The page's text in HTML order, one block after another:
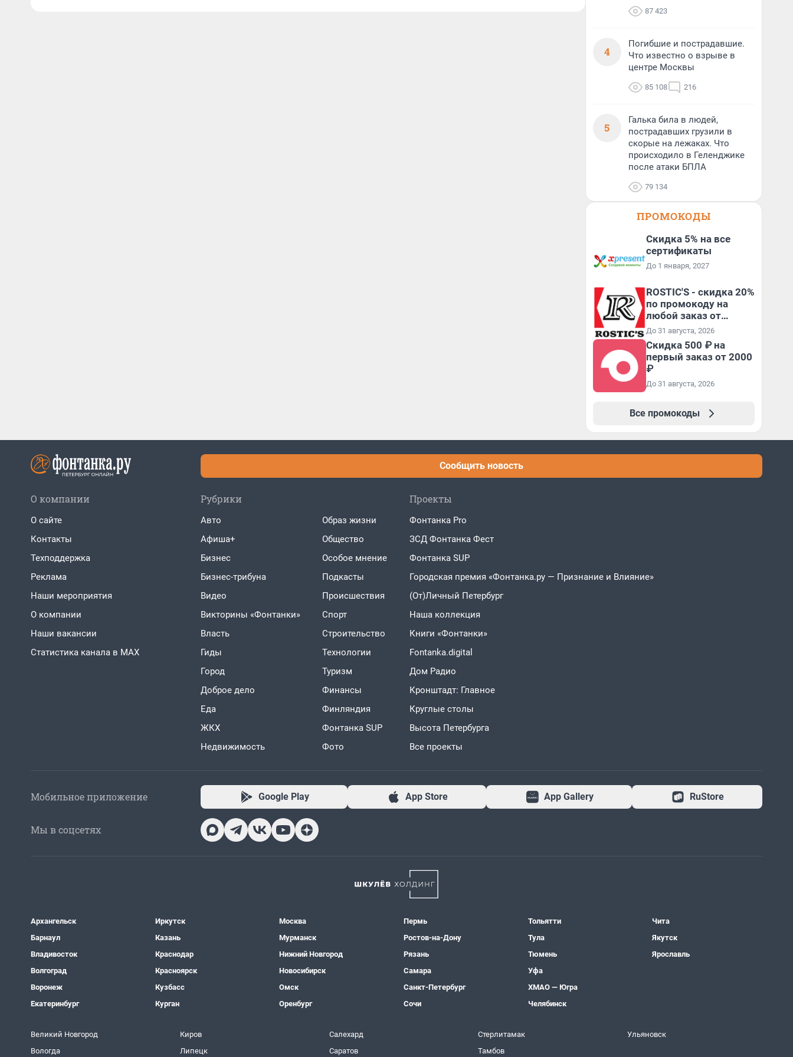
87 423
4
Погибшие и пострадавшие.
Что известно о взрыве в
центре Москвы
85 108 216
5
Галька била в людей,
пострадавших грузили в
скорые на лежаках. Что
происходило в Геленджике
после атаки БПЛА
79 134
ПРОМОКОДЫ
Скидка 5% на все
сертификаты
До 1 января, 2027
ROSTIC'S - скидка 20%
по промокоду на
любой заказ от
3199₽!
До 31 августа, 2026
Скидка 500 ₽ на
первый заказ от 2000
₽
До 31 августа, 2026
Все промокоды
Сообщить новость
О компании
О сайте
Контакты
Техподдержка
Реклама
Наши мероприятия
О компании
Наши вакансии
Статистика канала в MAX
Рубрики
Авто
Афиша+
Бизнес
Бизнес-трибуна
Видео
Викторины «Фонтанки»
Власть
Гиды
Город
Доброе дело
Еда
ЖКХ
Недвижимость
Образ жизни
Общество
Особое мнение
Подкасты
Проиcшествия
Спорт
Строительство
Технологии
Туризм
Финансы
Финляндия
Фонтанка SUP
Фото
Проекты
Фонтанка Pro
ЗСД Фонтанка Фест
Фонтанка SUP
Городская премия «Фонтанка.ру — Признание и Влияние»
(От)Личный Петербург
Наша коллекция
Книги «Фонтанки»
Fontanka.digital
Дом Радио
Кронштадт: Главное
Круглые столы
Высота Петербурга
Все проекты
Мобильное приложение Google Play App Store App Gallery RuStore
Мы в соцсетях
Архангельск
Барнаул
Владивосток
Волгоград
Воронеж
Екатеринбург
Иркутск
Казань
Краснодар
Красноярск
Кузбасс
Курган
Москва
Мурманск
Нижний Новгород
Новосибирск
Омск
Оренбург
Пермь
Ростов-на-Дону
Рязань
Самара
Санкт-Петербург
Сочи
Тольятти
Тула
Тюмень
Уфа
ХМАО — Югра
Челябинск
Чита
Якутск
Ярославль
Великий Новгород
Вологда
Киров
Липецк
Салехард
Саратов
Стерлитамак
Тамбов
Ульяновск